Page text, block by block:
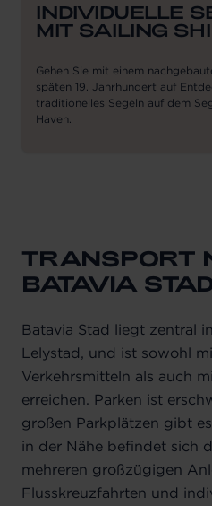
INDIVIDUELLE
MIT SAILING
Gehen Sie mit einem
späten 19. Jahrhundert auf
traditionelles Segeln auf dem
Haven.
TRANSPORT
BATAVIA
Batavia Stad liegt zentral
Lelystad, und ist sowohl
Verkehrsmitteln als auch
erreichen. Parken ist
großen Parkplätzen gibt
in der Nähe befindet sich
mehreren großzügigen
Flusskreuzfahrten und